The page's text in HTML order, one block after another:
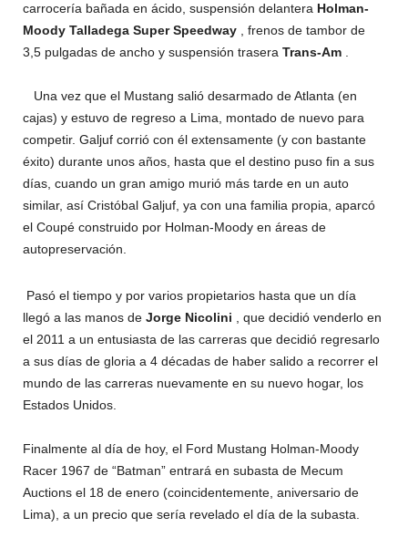
carrocería bañada en ácido, suspensión delantera Holman-
Moody Talladega Super Speedway , frenos de tambor de
3,5 pulgadas de ancho y suspensión trasera Trans-Am .
Una vez que el Mustang salió desarmado de Atlanta (en
cajas) y estuvo de regreso a Lima, montado de nuevo para
competir. Galjuf corrió con él extensamente (y con bastante
éxito) durante unos años, hasta que el destino puso fin a sus
días, cuando un gran amigo murió más tarde en un auto
similar, así Cristóbal Galjuf, ya con una familia propia, aparcó
el Coupé construido por Holman-Moody en áreas de
autopreservación.
Pasó el tiempo y por varios propietarios hasta que un día
llegó a las manos de Jorge Nicolini , que decidió venderlo en
el 2011 a un entusiasta de las carreras que decidió regresarlo
a sus días de gloria a 4 décadas de haber salido a recorrer el
mundo de las carreras nuevamente en su nuevo hogar, los
Estados Unidos.
Finalmente al día de hoy, el Ford Mustang Holman-Moody
Racer 1967 de “Batman” entrará en subasta de Mecum
Auctions el 18 de enero (coincidentemente, aniversario de
Lima), a un precio que sería revelado el día de la subasta.